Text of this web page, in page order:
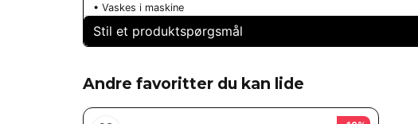
• Vaskes i maskine
Stil et produktspørgsmål
Spørg os om noget om dette produkt...
Andre favoritter du kan lide